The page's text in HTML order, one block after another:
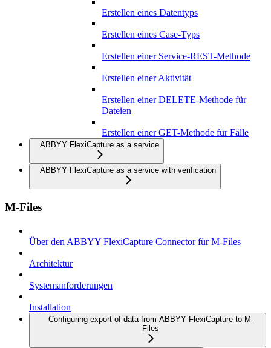
Erstellen eines Datentyps
Erstellen eines Case-Typs
Erstellen einer Service-REST-Methode
Erstellen einer Aktivität
Erstellen einer DELETE-Methode für
Dateien
Erstellen einer GET-Methode für Fälle
ABBYY FlexiCapture as a service
ABBYY FlexiCapture as a service with verification
M-Files
Über den ABBYY FlexiCapture Connector für M-Files
Architektur
Systemanforderungen
Installation
Configuring export of data from ABBYY FlexiCapture to M-
Files